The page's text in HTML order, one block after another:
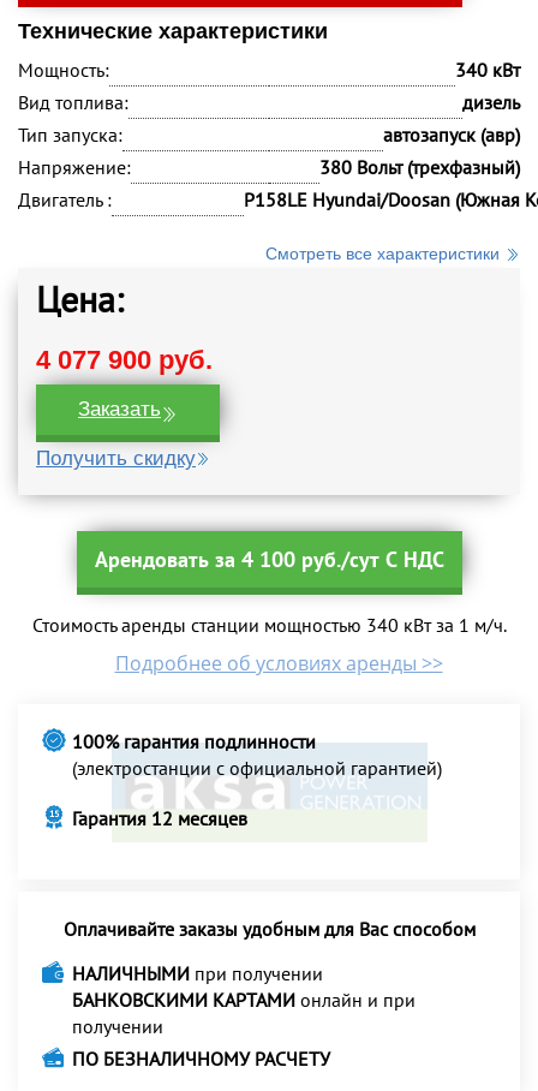
Технические характеристики
Мощность:
340 кВт
Вид топлива:
дизель
Тип запуска:
автозапуск (авр)
Напряжение:
380 Вольт (трехфазный)
Двигатель :
P158LE Hyundai/Doosan (Южная
Смотреть все характеристики
Цена:
4 077 900 руб.
Заказать
Получить скидку
Арендовать за 4 100 руб./сут С НДС
Стоимость аренды станции мощностью 340 кВт за 1 м/ч.
Подробнее об условиях аренды >>
100% гарантия подлинности
(электростанции с официальной гарантией)
Гарантия 12 месяцев
Оплачивайте заказы удобным для Вас способом
НАЛИЧНЫМИ при получении
БАНКОВСКИМИ КАРТАМИ онлайн и при
получении
ПО БЕЗНАЛИЧНОМУ РАСЧЕТУ